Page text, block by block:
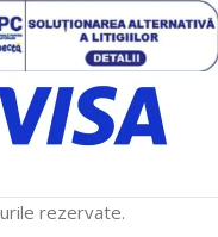
rezervate.